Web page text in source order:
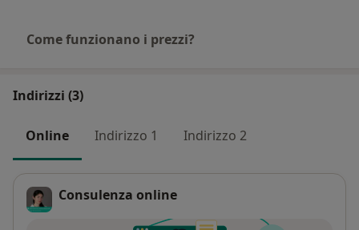
Come funzionano i prezzi?
Indirizzi (3)
Online Indirizzo 1 Indirizzo 2
Consulenza online